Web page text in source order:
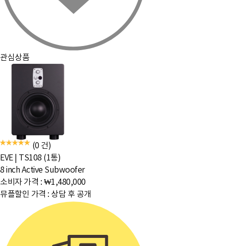
관심상품
(0 건)
EVE
TS108 (1통)
8 inch Active Subwoofer
소비자 가격 : ₩1,480,000
뮤플할인 가격 : 상담 후 공개